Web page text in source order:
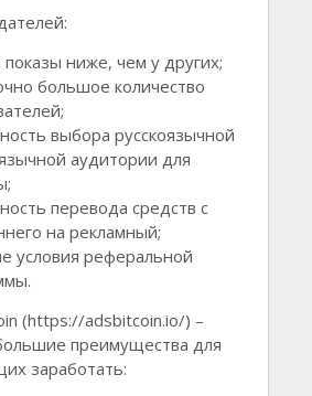
показы ниже, чем у других;
большое количество
выбора русскоязычной
аудитории для
перевода средств с
на рекламный;
условия реферальной
(https://adsbitcoin.io/) –
преимущества для
заработать: